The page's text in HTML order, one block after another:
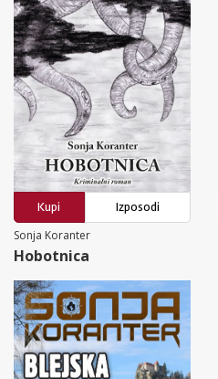
Kupi
Izposodi
Sonja Koranter
Hobotnica